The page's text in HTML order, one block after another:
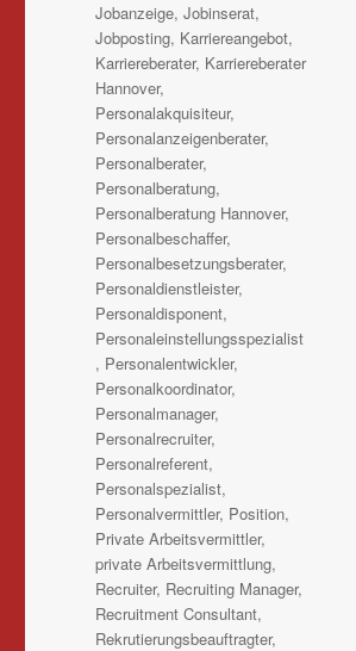
Jobanzeige,Jobinserat,
Jobposting, Karriereangebot,
Karriereberater, Karriereberater
Hannover,
Personalakquisiteur,
Personalanzeigenberater,
Personalberater,
Personalberatung,
Personalberatung Hannover,
Personalbeschaffer,
Personalbesetzungsberater,
Personaldienstleister,
Personaldisponent,
Personaleinstellungsspezialist
, Personalentwickler,
Personalkoordinator,
Personalmanager,
Personalrecruiter,
Personalreferent,
Personalspezialist,
Personalvermittler, Position,
Private Arbeitsvermittler,
private Arbeitsvermittlung,
Recruiter, Recruiting Manager,
Recruitment Consultant,
Rekrutierungsbeauftragter,